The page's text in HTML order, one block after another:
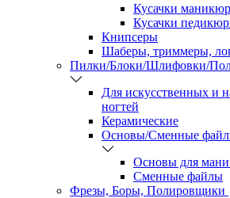
Кусачки
Кусачки
Книпсеры
Шаберы, триммеры,
Пилки/Блоки/Шлифовки/
Для искусственных и
ногтей
Керамические
Основы/Сменные
Основы для
Сменные файлы
Фрезы, Боры, Полировщики